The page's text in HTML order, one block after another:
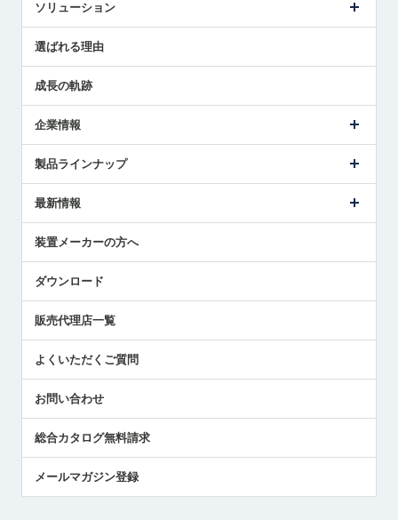
ソリューション
解決策提案
選ばれる理由
成長の軌跡
企業情報
ごあいさつ
受賞履歴
採用情報
国/地域/言語
製品ラインナップ
ツールセッタ製品
エアマイクロセンサ製品
最新情報
メトロールの技術
社員ブログ
中小企業のBCP地震対策
センサのテクニカルガイド
社長ブログ
装置メーカーの方へ
ダウンロード
販売代理店一覧
よくいただくご質問
お問い合わせ
総合カタログ無料請求
メールマガジン登録